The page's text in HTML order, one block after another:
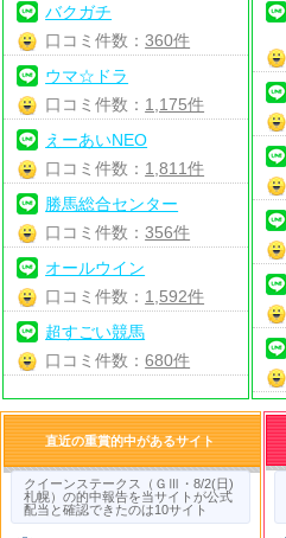
バクガチ
口コミ件数：360件
ウマ☆ドラ
口コミ件数： 1,175件
えーあいNEO
口コミ件数： 1,811件
勝馬総合センター
口コミ件数：356件
オールウイン
口コミ件数： 1,592件
超すごい競馬
口コミ件数：680件
直近の重賞的中があるサイト
クイーンステークス（ＧⅢ・8/2(日)
札幌）の的中報告を当サイトが公式
配当と確認できたのは10サイト